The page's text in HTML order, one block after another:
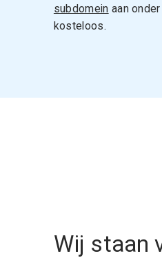
subdomein aan
kosteloos.
Wij staan